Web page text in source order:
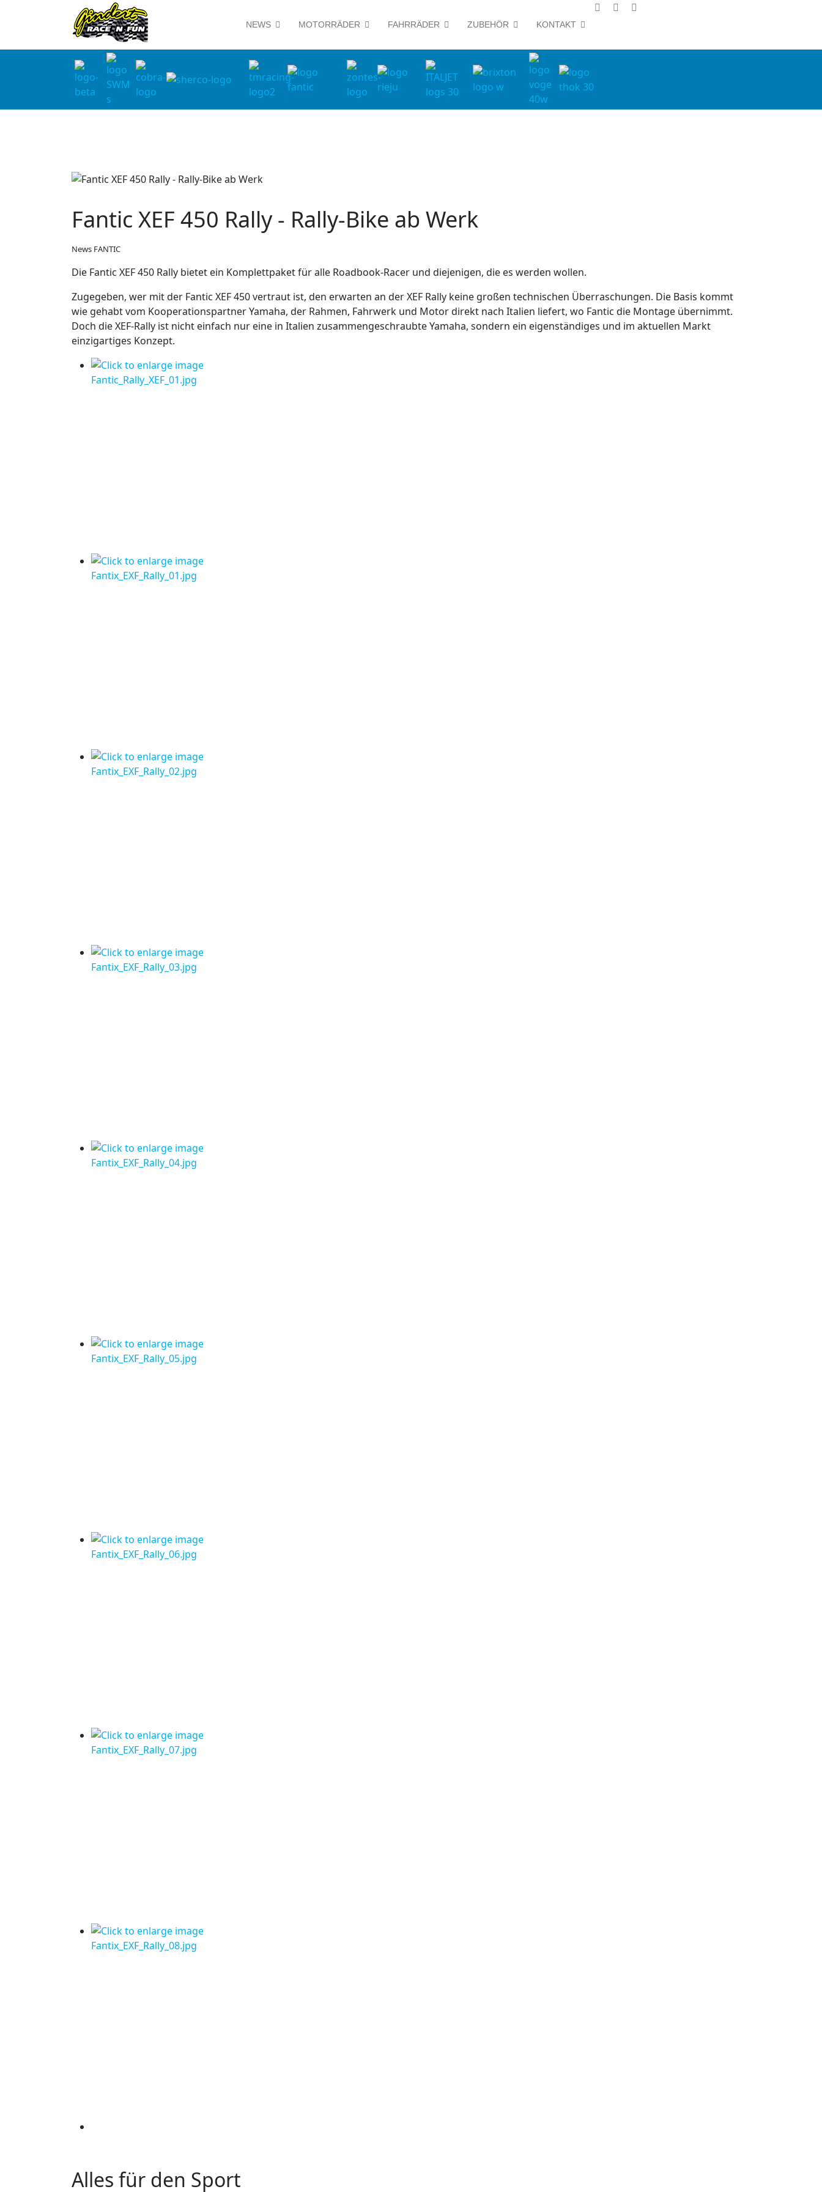
NEWS MOTORRÄDER FAHRRÄDER ZUBEHÖR KONTAKT
Fantic XEF 450 Rally - Rally-Bike ab Werk
News FANTIC
Die Fantic XEF 450 Rally bietet ein Komplettpaket für alle Roadbook-Racer und diejenigen, die es werden wollen.
Zugegeben, wer mit der Fantic XEF 450 vertraut ist, den erwarten an der XEF Rally keine großen technischen Überraschungen. Die Basis kommt
wie gehabt vom Kooperationspartner Yamaha, der Rahmen, Fahrwerk und Motor direkt nach Italien liefert, wo Fantic die Montage übernimmt.
Doch die XEF-Rally ist nicht einfach nur eine in Italien zusammengeschraubte Yamaha, sondern ein eigenständiges und im aktuellen Markt
einzigartiges Konzept.
Alles für den Sport